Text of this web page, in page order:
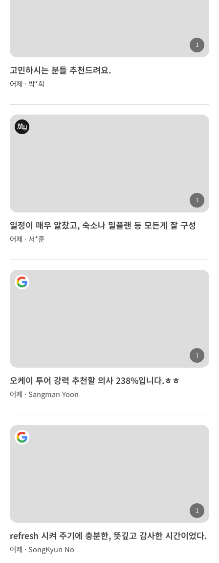
1
고민하시는 분들 추천드려요.
어제 · 박*희
1
일정이 매우 알찼고, 숙소나 밀플랜 등 모든게 잘 구성
어제 · 서*훈
1
오케이 투어 강력 추천할 의사 238%입니다.ㅎㅎ
어제 · Sangman Yoon
1
refresh 시켜 주기에 충분한, 뜻깊고 감사한 시간이었다.
어제 · SongKyun No